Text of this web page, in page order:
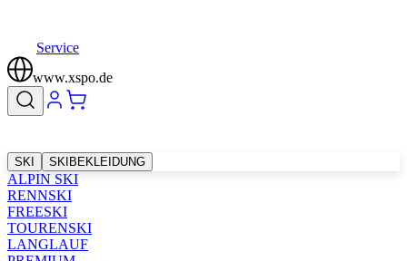
Service
www.xspo.de
SKI SKIBEKLEIDUNG
ALPIN SKI
RENNSKI
FREESKI
TOURENSKI
LANGLAUF